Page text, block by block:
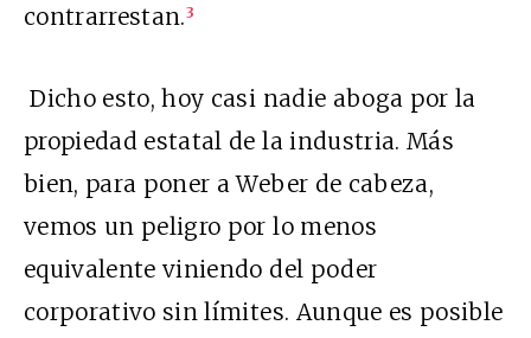
contrarrestan.3
Dicho esto, hoy casi nadie aboga por la
propiedad estatal de la industria. Más
bien, para poner a Weber de cabeza,
vemos un peligro por lo menos
equivalente viniendo del poder
corporativo sin límites. Aunque es posible